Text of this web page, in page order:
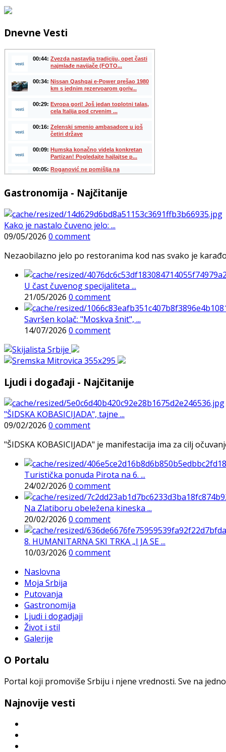
Dnevne Vesti
Gastronomija - Najčitanije
Kako je nastalo čuveno jelo: ...
09/05/2026 0 comment
Nezaobilazno jelo po restoranima kod nas svako je
U čast čuvenog specijaliteta ...
21/05/2026 0 comment
Savršen kolač: "Moskva šnit", ...
14/07/2026 0 comment
Ljudi i događaji - Najčitanije
"ŠIDSKA KOBASICIJADA", tajne ...
09/02/2026 0 comment
"ŠIDSKA KOBASICIJADA" je manifestacija ima za cilj
Turistička ponuda Pirota na 6. ...
24/02/2026 0 comment
Na Zlatiboru obeležena kineska ...
20/02/2026 0 comment
8. HUMANITARNA SKI TRKA „I JA SE ...
10/03/2026 0 comment
Naslovna
Moja Srbija
Putovanja
Gastronomija
Ljudi i dogadjaji
Život i stil
Galerije
O Portalu
Portal koji promoviše Srbiju i njene vrednosti. Sve na
Najnovije vesti